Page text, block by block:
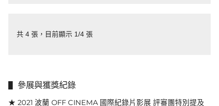
共 4 張，目前顯示 1/4 張
參展與獲獎紀錄
★ 2021 波蘭 OFF CINEMA 國際紀錄片影展 評審團特別提及